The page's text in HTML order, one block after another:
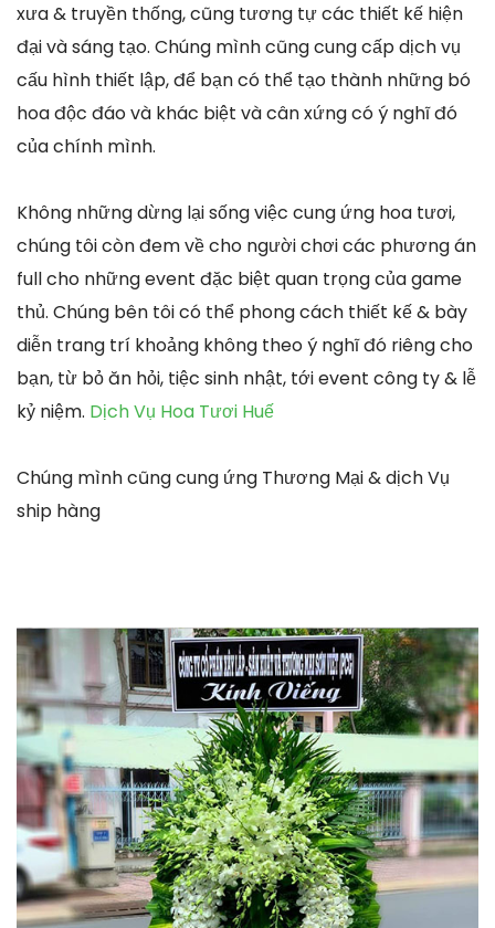
xưa & truyền thống, cũng tương tự các thiết kế hiện
đại và sáng tạo. Chúng mình cũng cung cấp dịch vụ
cấu hình thiết lập, để bạn có thể tạo thành những bó
hoa độc đáo và khác biệt và cân xứng có ý nghĩ đó
của chính mình.
Không những dừng lại sống việc cung ứng hoa tươi,
chúng tôi còn đem về cho người chơi các phương án
full cho những event đặc biệt quan trọng của game
thủ. Chúng bên tôi có thể phong cách thiết kế & bày
diễn trang trí khoảng không theo ý nghĩ đó riêng cho
bạn, từ bỏ ăn hỏi, tiệc sinh nhật, tới event công ty & lễ
kỷ niệm. Dịch Vụ Hoa Tươi Huế
Chúng mình cũng cung ứng Thương Mại & dịch Vụ
ship hàng